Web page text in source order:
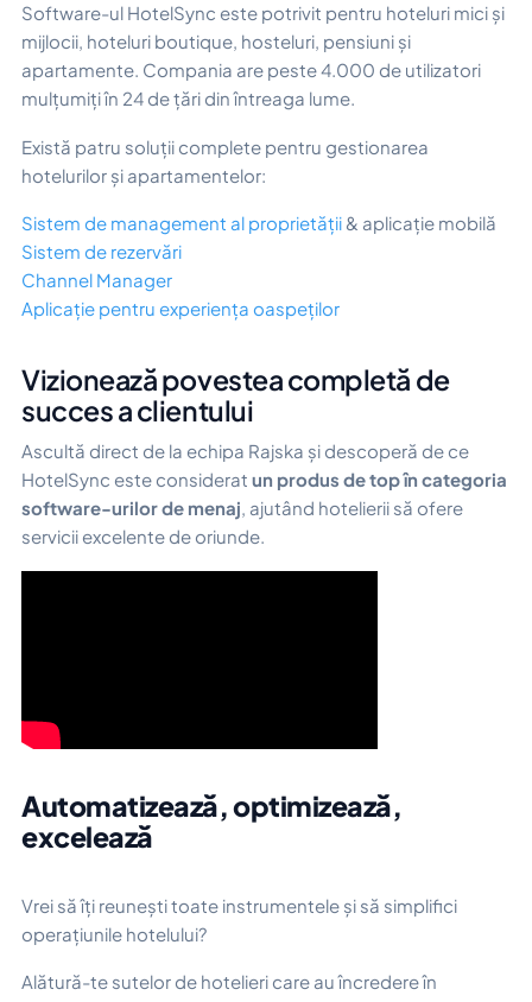
Software-ul HotelSync este potrivit pentru hoteluri mici și
mijlocii, hoteluri boutique, hosteluri, pensiuni și
apartamente. Compania are peste 4.000 de utilizatori
mulțumiți în 24 de țări din întreaga lume.
Există patru soluții complete pentru gestionarea
hotelurilor și apartamentelor:
Sistem de management al proprietății & aplicație mobilă
Sistem de rezervări
Channel Manager
Aplicație pentru experiența oaspeților
Vizionează povestea completă de
succes a clientului
Ascultă direct de la echipa Rajska și descoperă de ce
HotelSync este considerat un produs de top în categoria
software-urilor de menaj, ajutând hotelierii să ofere
servicii excelente de oriunde.
Automatizează, optimizează,
excelează
Vrei să îți reunești toate instrumentele și să simplifici
operațiunile hotelului?
Alătură-te sutelor de hotelieri care au încredere în